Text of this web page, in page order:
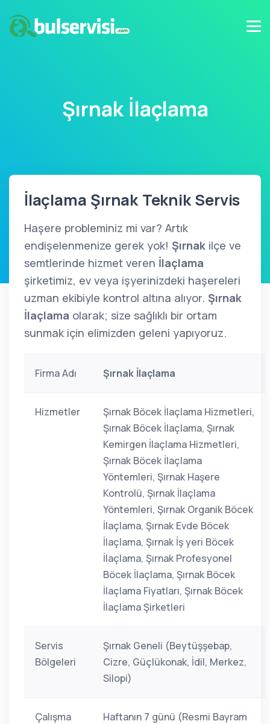
Şırnak İlaçlama
İlaçlama Şırnak Teknik Servis
Haşere probleminiz mi var? Artık
endişelenmenize gerek yok! Şırnak ilçe ve
semtlerinde hizmet veren İlaçlama
şirketimiz, ev veya işyerinizdeki haşereleri
uzman ekibiyle kontrol altına alıyor. Şırnak
İlaçlama olarak; size sağlıklı bir ortam
sunmak için elimizden geleni yapıyoruz.
Firma Adı Şırnak İlaçlama
Hizmetler
Şırnak Böcek İlaçlama Hizmetleri,
Şırnak Böcek İlaçlama, Şırnak
Kemirgen İlaçlama Hizmetleri,
Şırnak Böcek İlaçlama
Yöntemleri, Şırnak Haşere
Kontrolü, Şırnak İlaçlama
Yöntemleri, Şırnak Organik Böcek
İlaçlama, Şırnak Evde Böcek
İlaçlama, Şırnak İş yeri Böcek
İlaçlama, Şırnak Profesyonel
Böcek İlaçlama, Şırnak Böcek
İlaçlama Fiyatları, Şırnak Böcek
İlaçlama Şirketleri
Servis
Bölgeleri
Şırnak Geneli (Beytüşşebap,
Cizre, Güçlükonak, İdil, Merkez,
Silopi)
Çalışma
Haftanın 7 günü (Resmi Bayram